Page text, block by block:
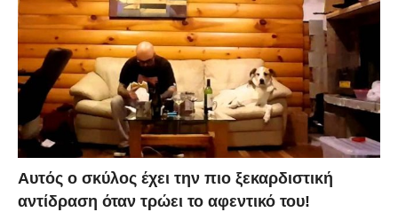
Αυτός ο σκύλος έχει την πιο ξεκαρδιστική
αντίδραση όταν τρώει το αφεντικό του!